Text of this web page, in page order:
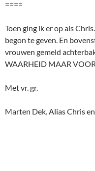
====
Toen ging ik er op als
begon te geven. En
vrouwen gemeld
WAARHEID MAAR
Met vr. gr.
Marten Dek. Alias Chris